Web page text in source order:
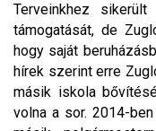
Terveinkhez
támogatását, de
hogy saját
hírek szerint erre
másik iskola
volna a sor. 2014-